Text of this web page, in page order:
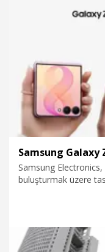
yönündeki tavsiye
nakdi tazminat
Samsung
buluşturmak üzere